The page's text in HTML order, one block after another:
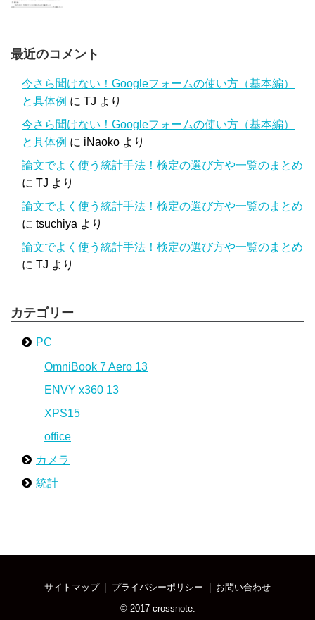
最近のコメント
今さら聞けない！Googleフォームの使い方（基本編）
と具体例 に TJ より
今さら聞けない！Googleフォームの使い方（基本編）
と具体例 に iNaoko より
論文でよく使う統計手法！検定の選び方や一覧のまとめ
に TJ より
論文でよく使う統計手法！検定の選び方や一覧のまとめ
に tsuchiya より
論文でよく使う統計手法！検定の選び方や一覧のまとめ
に TJ より
カテゴリー
PC
OmniBook 7 Aero 13
ENVY x360 13
XPS15
office
カメラ
統計
サイトマップ プライバシーポリシー
お問い合わせ
© 2017 crossnote.